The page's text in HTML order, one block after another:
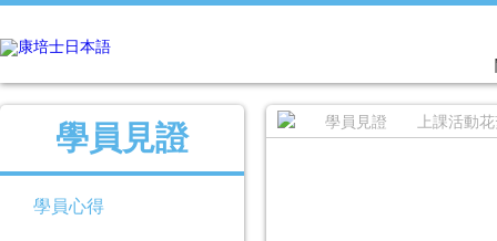
學員見證
學員心得
學員見證 上課活動